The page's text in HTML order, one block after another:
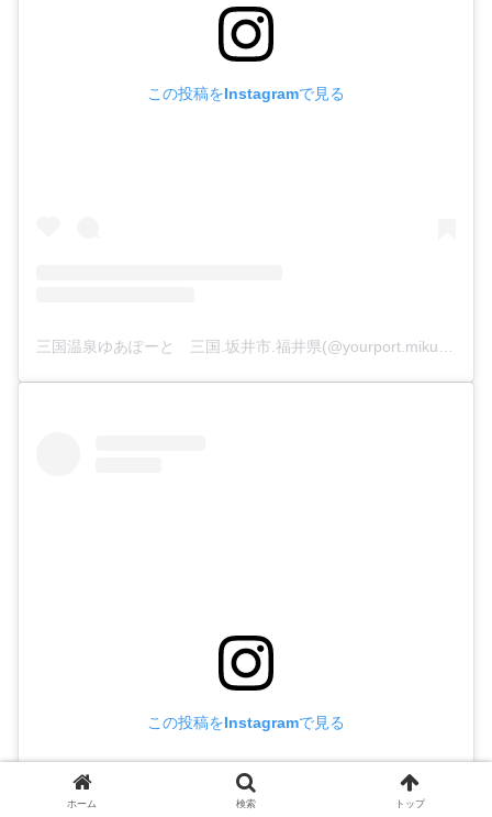
この投稿をInstagramで見る
三国温泉ゆあぽーと 三国.坂井市.福井県(@yourport.mikuni)がシェアした投稿
この投稿をInstagramで見る
ホーム 検索 トップ